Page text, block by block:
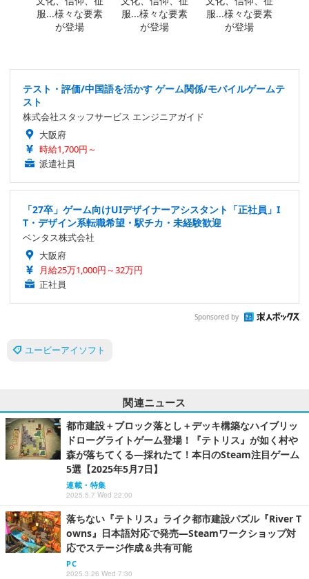
テスト・評価/中国語を活かす ゲーム関係/モバイルゲームテ
スト
株式会社スタッフサービス エンジニアガイド
大阪府
時給1,700円～
派遣社員
「27卒」ゲーム向けUIデザイナーアシスタント「正社員」I
T・デザイン系転職希望・駅チカ・未経験歓迎
ベンタス株式会社
大阪府
月給25万1,000円～32万円
正社員
Sponsored by
ユービーアイソフト
関連ニュース
都市建設＋ブロック落とし＋デッキ構築なハイブリッ
ドローグライトゲーム登場！『テトリス』が如く村や
森が落ちてくる―採れたて！本日のSteam注目ゲーム
5選【2025年5月7日】
連載・特集
2025.5.7 Wed 22:00
落ちない『テトリス』ライク都市建設パズル『River T
owns』日本語対応で発売―Steamワークショップ対
応でステージ作成＆共有可能
PC
2025.3.26 Wed 7:30